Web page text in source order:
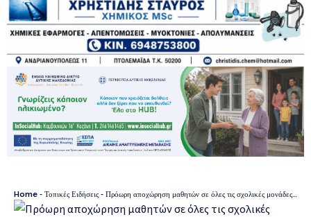
Home - Τοπικές Ειδήσεις - Πρόωρη αποχώρηση μαθητών σε όλες τις σχολικές μονάδες (Α/βάθμιας & Β/βάθμιας Εκπαίδευσης) του Δήμου Αμυνταίου